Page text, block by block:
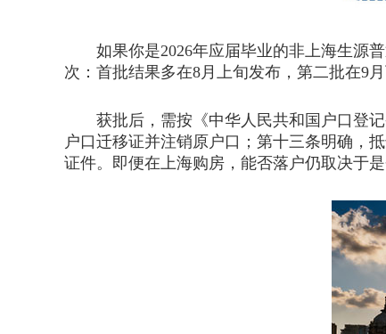
如果你是2026年应届毕业的非上海生源普
次：首批结果多在8月上旬发布，第二批在9
获批后，需按《中华人民共和国户口登记
户口迁移证并注销原户口；第十三条明确，
证件。即便在上海购房，能否落户仍取决于